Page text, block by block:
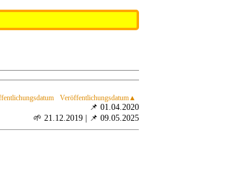
Veröffentlichungsdatum
📌 01.04.2020
🌱 21.12.2019 📌 09.05.2025